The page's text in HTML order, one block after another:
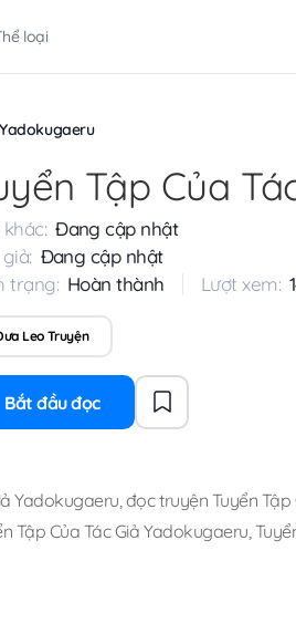
loại
Tập Của
khác: Đang cập nhật
Đang cập nhật
trạng: Hoàn thành Lượt xem:
Leo Truyện
Bắt đầu đọc
Yadokugaeru,đọc truyện Tuyển
Tập Của Tác Giả Yadokugaeru,